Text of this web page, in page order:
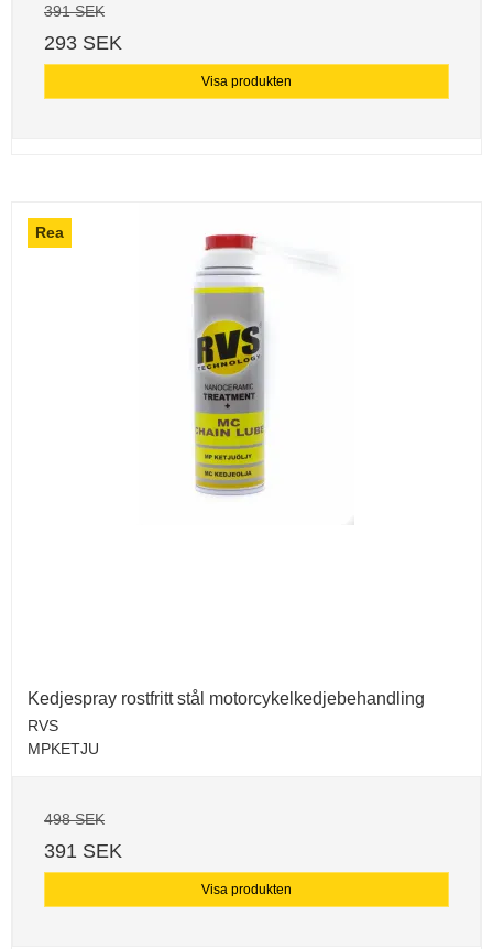
391 SEK
293 SEK
Visa produkten
Rea
Kedjespray rostfritt stål motorcykelkedjebehandling
RVS
MPKETJU
498 SEK
391 SEK
Visa produkten